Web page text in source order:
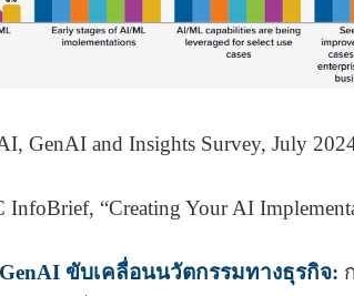
GenAI and Insights Survey, July
InfoBrief, “Creating Your AI
ขับเคลื่อนนวัตกรรมทางธุรกิจ: